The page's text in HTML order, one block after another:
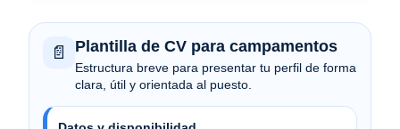
📄 Plantilla de CV para campamentos
Estructura breve para presentar tu perfil de forma
clara, útil y orientada al puesto.